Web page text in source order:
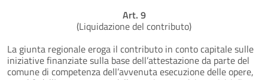
Art. 9
(Liquidazione del contributo)
La giunta regionale eroga il contributo in conto capitale sulle
iniziative finanziate sulla base dell’attestazione da parte del
comune di competenza dell’avvenuta esecuzione delle opere,